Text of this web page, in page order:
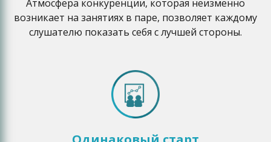
Атмосфера конкуренции, которая неизменно
возникает на занятиях в паре, позволяет каждому
слушателю показать себя с лучшей стороны.